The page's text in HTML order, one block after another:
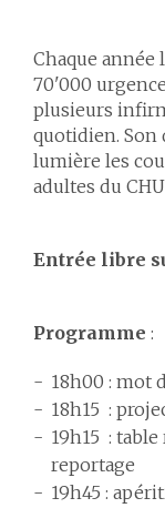
Chaque année
70'000
plusieurs
quotidien. Son
lumière les
adultes du
Entrée libre
Programme :
18h00 : mot
18h15 :
19h15 :
reportage
19h45 :